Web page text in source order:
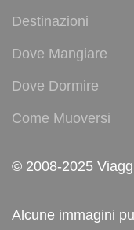
Destinazioni
Dove Mangiare
Dove Dormire
Come Muoversi
© 2008-2025
Alcune immagini